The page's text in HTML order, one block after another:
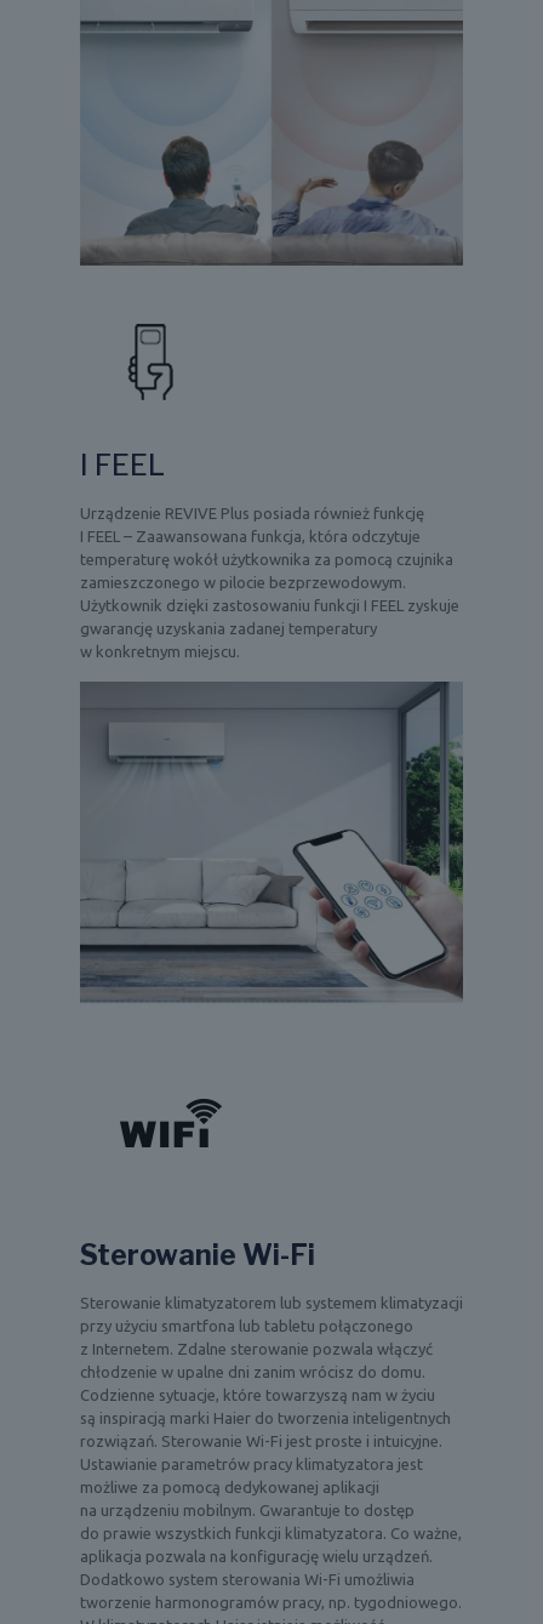
I FEEL
Urządzenie REVIVE Plus posiada również funkcję
I FEEL – Zaawansowana funkcja, która odczytuje
temperaturę wokół użytkownika za pomocą czujnika
zamieszczonego w pilocie bezprzewodowym.
Użytkownik dzięki zastosowaniu funkcji I FEEL zyskuje
gwarancję uzyskania zadanej temperatury
w konkretnym miejscu.
Sterowanie Wi-Fi
Sterowanie klimatyzatorem lub systemem klimatyzacji
przy użyciu smartfona lub tabletu połączonego
z Internetem. Zdalne sterowanie pozwala włączyć
chłodzenie w upalne dni zanim wrócisz do domu.
Codzienne sytuacje, które towarzyszą nam w życiu
są inspiracją marki Haier do tworzenia inteligentnych
rozwiązań. Sterowanie Wi-Fi jest proste i intuicyjne.
Ustawianie parametrów pracy klimatyzatora jest
możliwe za pomocą dedykowanej aplikacji
na urządzeniu mobilnym. Gwarantuje to dostęp
do prawie wszystkich funkcji klimatyzatora. Co ważne,
aplikacja pozwala na konfigurację wielu urządzeń.
Dodatkowo system sterowania Wi-Fi umożliwia
tworzenie harmonogramów pracy, np. tygodniowego.